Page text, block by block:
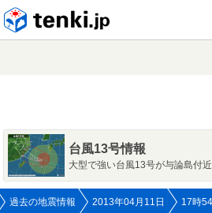
台風13号情報
大型で強い台風13号が与論島付
過去の地震情報 2013年04月11日 17時